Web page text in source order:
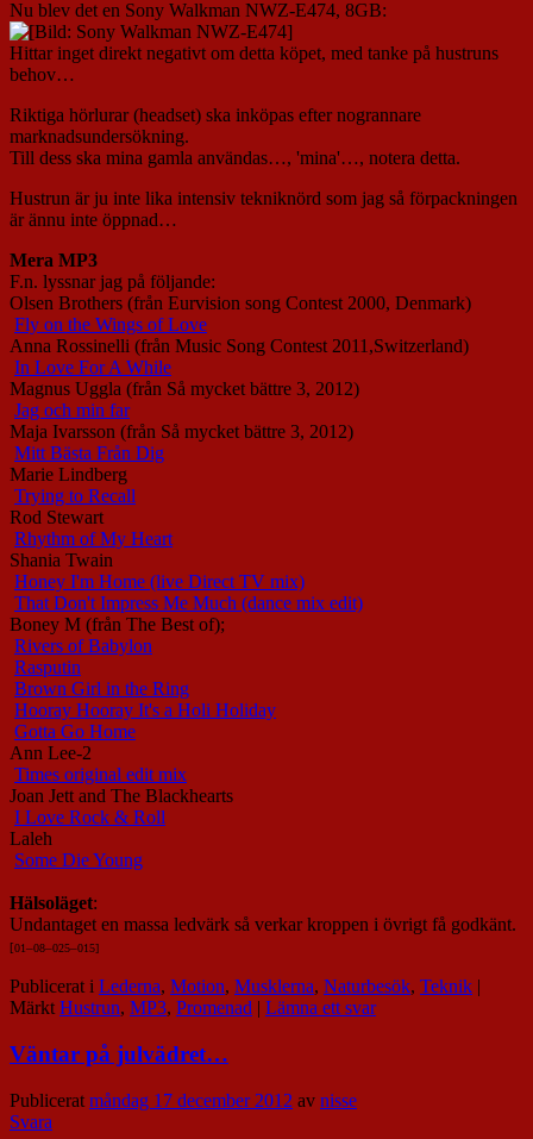
Nu blev det en Sony Walkman NWZ-E474, 8GB:
Hittar inget direkt negativt om detta köpet, med tanke på hustruns
behov…
Riktiga hörlurar (headset) ska inköpas efter nogrannare
marknadsundersökning.
Till dess ska mina gamla användas…, 'mina'…, notera detta.
Hustrun är ju inte lika intensiv tekniknörd som jag så förpackningen
är ännu inte öppnad…
Mera MP3
F.n. lyssnar jag på följande:
Olsen Brothers (från Eurvision song Contest 2000, Denmark)
Fly on the Wings of Love
Anna Rossinelli (från Music Song Contest 2011,Switzerland)
In Love For A While
Magnus Uggla (från Så mycket bättre 3, 2012)
Jag och min far
Maja Ivarsson (från Så mycket bättre 3, 2012)
Mitt Bästa Från Dig
Marie Lindberg
Trying to Recall
Rod Stewart
Rhythm of My Heart
Shania Twain
Honey I'm Home (live Direct TV mix)
That Don't Impress Me Much (dance mix edit)
Boney M (från The Best of);
Rivers of Babylon
Rasputin
Brown Girl in the Ring
Hooray Hooray It's a Holi Holiday
Gotta Go Home
Ann Lee-2
Times original edit mix
Joan Jett and The Blackhearts
I Love Rock & Roll
Laleh
Some Die Young
Hälsoläget:
Undantaget en massa ledvärk så verkar kroppen i övrigt få godkänt.
[01–08–025–015]
Publicerat i Lederna, Motion, Musklerna, Naturbesök, Teknik |
Märkt Hustrun, MP3, Promenad | Lämna ett svar
Väntar på julvädret…
Publicerat måndag 17 december 2012 av nisse
Svara